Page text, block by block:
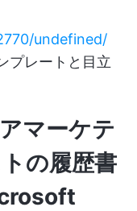
undefined/
プレートと目立
マーケテ
の履歴書